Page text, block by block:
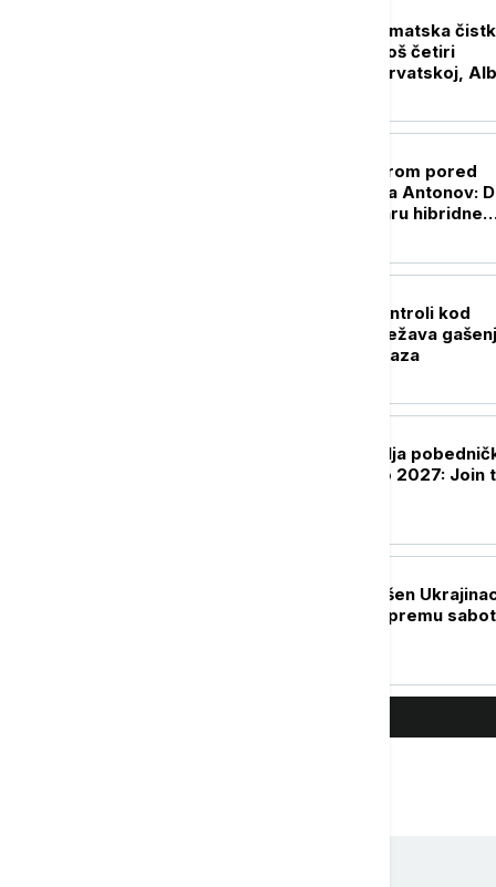
Nastavlja se diplomatska
Zelenski smenio još četiri
ambasadora - u Hrvatskoj,
Dron sa detonatorom pored
ukrajinskog aviona Antonov:
Lajpcig bio na udaru hibridne
Požar izmakao kontroli kod
Trebinja: Vetar otežava
ugrožena važna baza
Austrija predstavlja
projekat za Ekspo 2027: Join
U Nemačkoj uhapšen
osumnjičen za pripremu